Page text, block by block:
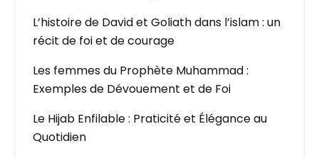
L’histoire de David et Goliath dans l’islam : un
récit de foi et de courage
Les femmes du Prophète Muhammad :
Exemples de Dévouement et de Foi
Le Hijab Enfilable : Praticité et Élégance au
Quotidien